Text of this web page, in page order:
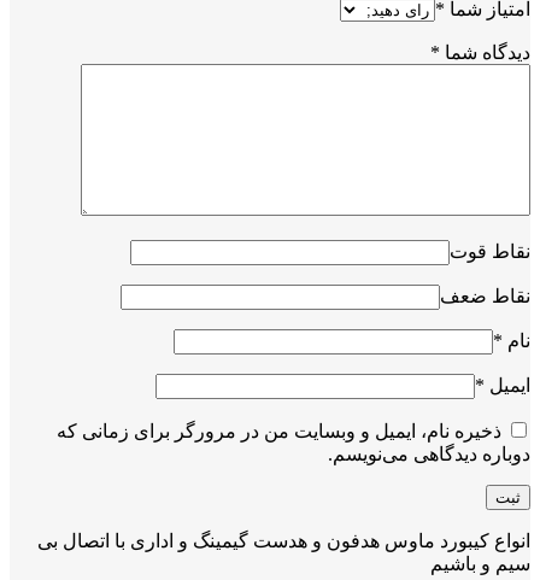
امتیاز شما *
دیدگاه شما *
نقاط قوت
نقاط ضعف
نام *
ایمیل *
ذخیره نام، ایمیل و وبسایت من در مرورگر برای زمانی که
دوباره دیدگاهی می‌نویسم.
انواع کیبورد ماوس هدفون و هدست گیمینگ و اداری با اتصال بی
سیم و باشیم